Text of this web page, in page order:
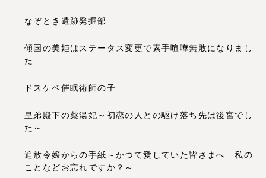
なぞとき遺跡発掘部
傾国の美姫はステータス変更で素手喧嘩無敗になりまし
た
ドスケベ催眠術師の子
皇弟殿下の薬湯妃～初恋の人との駆け落ち先は後宮でし
た～
追放令嬢からの手紙～かつて愛していた皆さまへ 私の
ことなどお忘れですか？～